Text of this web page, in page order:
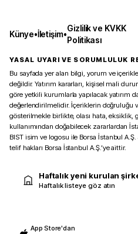
Künye•İletişim•
Gizlilik ve KVKK
Politikası
YASAL UYARI VE SORUMLULUK
Bu sayfada yer alan bilgi, yorum ve
değildir. Yatırım kararları, kişisel mali
göre yetkili kurumlarla yapılacak yatırım
değerlendirilmelidir. İçeriklerin doğruluğu
gösterilmekle birlikte, olası hata, eksiklik,
kullanımından doğabilecek zararlardan
BIST isim ve logosu ile Borsa İstanbul
telif hakları Borsa İstanbul A.Ş.’ye aittir.
Haftalık yeni kurulan
Haftalık listeye göz atın
App Store'dan